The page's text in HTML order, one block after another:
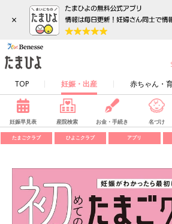
×
TOP 妊娠・出産 赤ちゃん・
妊娠早見表 産院検索 お金・手続き 名づけ
たまごクラブ ひよこクラブ アプリ